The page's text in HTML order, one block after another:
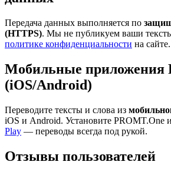
Передача данных выполняется по
(HTTPS). Мы не публикуем ваши
политике конфиденциальности на сайте.
Мобильные приложения
(iOS/Android)
Переводите тексты и слова из
iOS и Android. Установите PROMT.One
Play — переводы всегда под рукой.
Отзывы пользователей